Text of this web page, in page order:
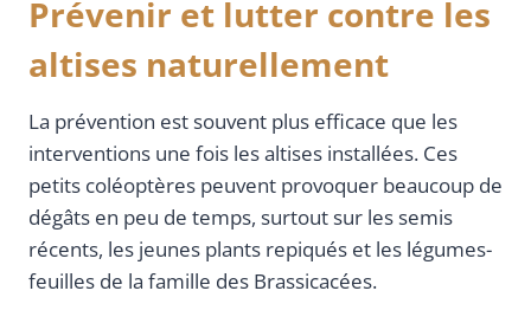
Prévenir et lutter contre les
altises naturellement
La prévention est souvent plus efficace que les
interventions une fois les altises installées. Ces
petits coléoptères peuvent provoquer beaucoup de
dégâts en peu de temps, surtout sur les semis
récents, les jeunes plants repiqués et les légumes-
feuilles de la famille des Brassicacées.